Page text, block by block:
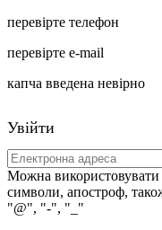
перевірте телефон
перевірте e-mail
капча введена невірно
Увійти
Можна використовувати
символи, апостроф,
"@", "-", "_"